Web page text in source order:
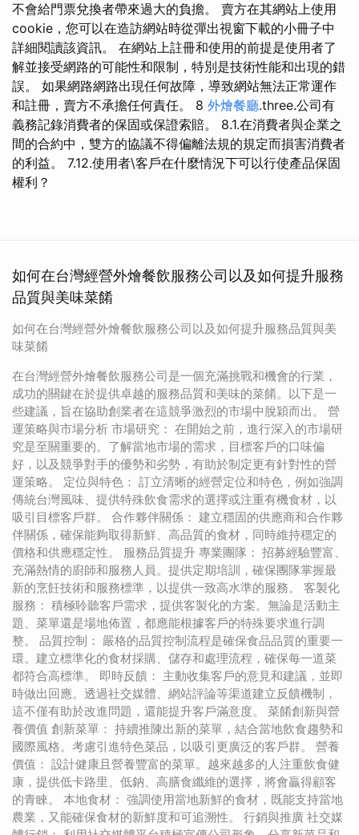
不會給門票兌換者帶來過大的負擔。 賣方在其網站上使用
cookie，您可以在造訪網站時從彈出視窗下載的小冊子中
詳細閱讀該資訊。 在網站上註冊和使用的前提是使用者了
解並接受網路的可能性和限制，特別是技術性能和出現的錯
誤。 如果網路網路出現任何故障，導致網站無法正常運作
和註冊，賣方不承擔任何責任。 8 外燴餐廳.three.公司有
義務記錄消費者的保固或保證索賠。 8.1.在消費者與企業之
間的合約中，雙方的協議不得偏離法規的規定而損害消費者
的利益。 7.12.使用者\客戶在什麼情況下可以行使產品保固
權利？
如何在台灣經營外燴餐飲服務公司以及如何提升服務
品質與美味菜餚
如何在台灣經營外燴餐飲服務公司以及如何提升服務品質與美
味菜餚
在台灣經營外燴餐飲服務公司是一個充滿挑戰和機會的行業，
成功的關鍵在於提供卓越的服務品質和美味的菜餚。以下是一
些建議，旨在協助創業者在這競爭激烈的市場中脫穎而出。 營
運策略與市場分析 市場研究： 在開始之前，進行深入的市場研
究是至關重要的。了解當地市場的需求，目標客戶的口味偏
好，以及競爭對手的優勢和劣勢，有助於制定更有針對性的營
運策略。 定位與特色： 訂立清晰的經營定位和特色，例如強調
傳統台灣風味、提供特殊飲食需求的選擇或注重有機食材，以
吸引目標客戶群。 合作夥伴關係： 建立穩固的供應商和合作夥
伴關係，確保能夠取得新鮮、高品質的食材，同時維持穩定的
價格和供應穩定性。 服務品質提升 專業團隊： 招募經驗豐富、
充滿熱情的廚師和服務人員。提供定期培訓，確保團隊掌握最
新的烹飪技術和服務標準，以提供一致高水準的服務。 客製化
服務： 積極聆聽客戶需求，提供客製化的方案。無論是活動主
題、菜單還是場地佈置，都應能根據客戶的特殊要求進行調
整。 品質控制： 嚴格的品質控制流程是確保食品品質的重要一
環。建立標準化的食材採購、儲存和處理流程，確保每一道菜
都符合高標準。 即時反饋： 主動收集客戶的意見和建議，並即
時做出回應。透過社交媒體、網站評論等渠道建立反饋機制，
這不僅有助於改進問題，還能提升客戶滿意度。 菜餚創新與營
養價值 創新菜單： 持續推陳出新的菜單，結合當地飲食趨勢和
國際風格。考慮引進特色菜品，以吸引更廣泛的客戶群。 營養
價值： 設計健康且營養豐富的菜單。越來越多的人注重飲食健
康，提供低卡路里、低鈉、高膳食纖維的選擇，將會贏得顧客
的青睞。 本地食材： 強調使用當地新鮮的食材，既能支持當地
農業，又能確保食材的新鮮度和可追溯性。 行銷與推廣 社交媒